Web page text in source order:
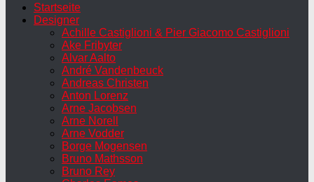
Startseite
Designer
Achille Castiglioni & Pier Giacomo Castiglioni
Ake Fribyter
Alvar Aalto
André Vandenbeuck
Andreas Christen
Anton Lorenz
Arne Jacobsen
Arne Norell
Arne Vodder
Borge Mogensen
Bruno Mathsson
Bruno Rey